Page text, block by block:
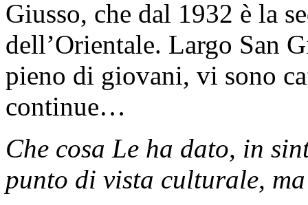
Giusso, che dal 1932 è la
dell’Orientale. Largo San
pieno di giovani, vi sono
continue…
Che cosa Le ha dato, in
punto di vista culturale,